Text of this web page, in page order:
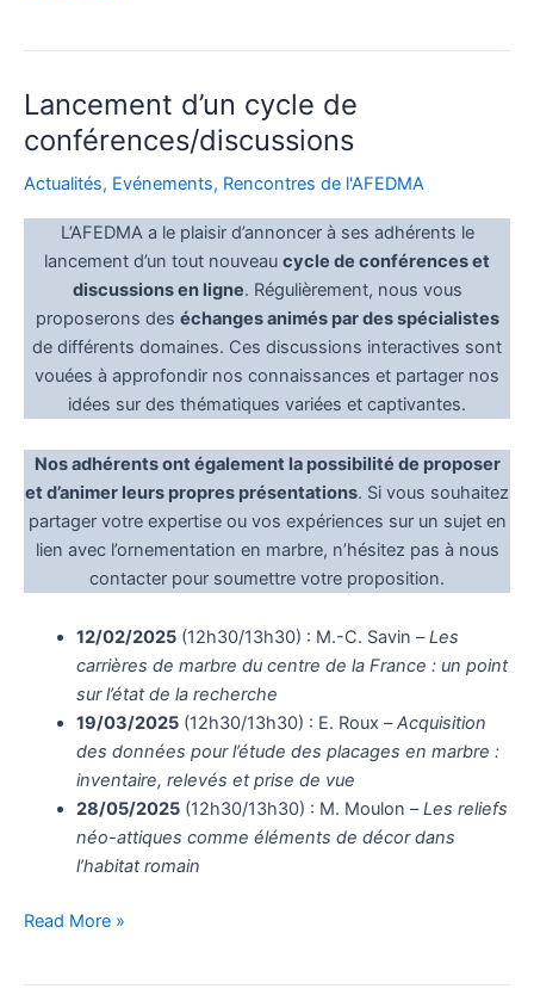
19
mars
2025,
12h30/13h30
:
“Acquisition
des
données
pour
l’étude
des
placages
en
marbre
:
inventaire,
relevés
et
Lancement d’un cycle de
conférences/discussions
Actualités, Evénements, Rencontres de l'AFEDMA
L’AFEDMA a le plaisir d’annoncer à ses adhérents le
lancement d’un tout nouveau cycle de conférences et
discussions en ligne. Régulièrement, nous vous
proposerons des échanges animés par des spécialistes
de différents domaines. Ces discussions interactives sont
vouées à approfondir nos connaissances et partager nos
idées sur des thématiques variées et captivantes.
Nos adhérents ont également la possibilité de proposer
et d’animer leurs propres présentations. Si vous souhaitez
partager votre expertise ou vos expériences sur un sujet en
lien avec l’ornementation en marbre, n’hésitez pas à nous
contacter pour soumettre votre proposition.
12/02/2025(12h30/13h30) : M.-C. Savin –Les
carrières de marbre du centre de la France : un point
sur l’état de la recherche
19/03/2025(12h30/13h30) : E. Roux –Acquisition
des données pour l’étude des placages en marbre :
inventaire, relevés et prise de vue
28/05/2025(12h30/13h30) : M. Moulon –Les reliefs
néo-attiques comme éléments de décor dans
l’habitat romain
Lancement
Read More »